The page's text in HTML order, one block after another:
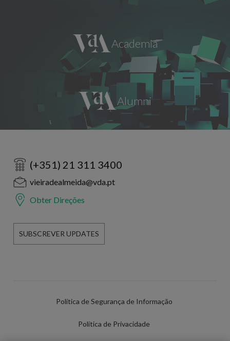
(+351) 21 311 3400
vieiradealmeida@vda.pt
Obter Direções
SUBSCREVER UPDATES
Política de Segurança de Informação
Política de Privacidade